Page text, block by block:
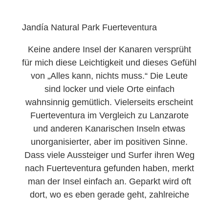
Jandía Natural Park Fuerteventura
Keine andere Insel der Kanaren versprüht
für mich diese Leichtigkeit und dieses Gefühl
von „Alles kann, nichts muss.“ Die Leute
sind locker und viele Orte einfach
wahnsinnig gemütlich. Vielerseits erscheint
Fuerteventura im Vergleich zu Lanzarote
und anderen Kanarischen Inseln etwas
unorganisierter, aber im positiven Sinne.
Dass viele Aussteiger und Surfer ihren Weg
nach Fuerteventura gefunden haben, merkt
man der Insel einfach an. Geparkt wird oft
dort, wo es eben gerade geht, zahlreiche